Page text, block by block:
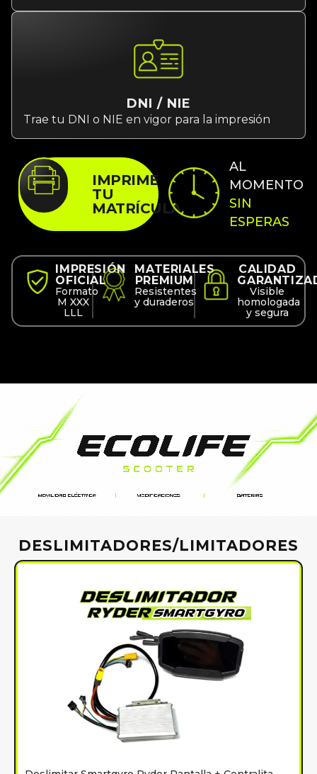
DNI / NIE
Trae tu DNI o NIE en vigor para la impresión
IMPRIME
TU
MATRÍCULA
AL
MOMENTO
SIN
ESPERAS
IMPRESIÓN
OFICIAL
Formato
M XXX
LLL
MATERIALES
PREMIUM
Resistentes
y duraderos
CALIDAD
Visible
homologada
y segura
DESLIMITADORES/LIMITADORES